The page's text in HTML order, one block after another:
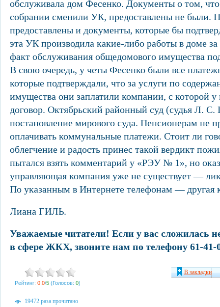
обслуживала дом Фесенко. Документы о том,
собрании сменили УК, предоставлены не были.
предоставлены и документы, которые бы
эта УК производила какие-либо работы в доме за
факт обслуживания общедомового имущества
В свою очередь, у четы Фесенко были все
которые подтверждали, что за услуги по
имущества они заплатили компании, с которой
договор. Октябрьский районный суд (судья Л. С.
постановление мирового суда. Пенсионерам не
оплачивать коммунальные платежи. Стоит ли
облегчение и радость принес такой вердикт
пытался взять комментарий у «РЭУ № 1», но
управляющая компания уже не существует —
По указанным в Интернете телефонам — другая
Лиана ГИЛЬ.
Уважаемые читатели! Если у вас сложилась
в сфере ЖКХ, звоните нам по телефону 61-41-
Рейтинг: 0,0/5 (Голосов: 0)
В закладки
19472 раза прочитано